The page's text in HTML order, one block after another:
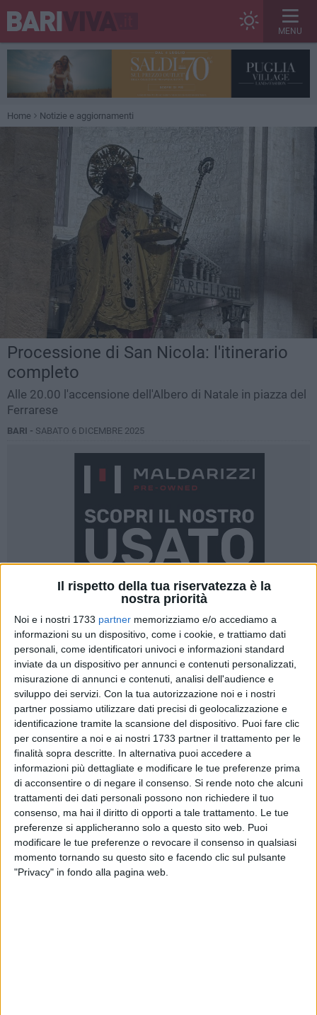
Il rispetto della tua riservatezza è la
nostra priorità
Noi e i nostri 1733 partner memorizziamo e/o accediamo a
informazioni su un dispositivo, come i cookie, e trattiamo dati
personali, come identificatori univoci e informazioni standard
inviate da un dispositivo per annunci e contenuti personalizzati,
misurazione di annunci e contenuti, analisi dell'audience e
sviluppo dei servizi. Con la tua autorizzazione noi e i nostri
partner possiamo utilizzare dati precisi di geolocalizzazione e
identificazione tramite la scansione del dispositivo. Puoi fare clic
per consentire a noi e ai nostri 1733 partner il trattamento per le
finalità sopra descritte. In alternativa puoi accedere a
informazioni più dettagliate e modificare le tue preferenze prima
di acconsentire o di negare il consenso. Si rende noto che alcuni
trattamenti dei dati personali possono non richiedere il tuo
consenso, ma hai il diritto di opporti a tale trattamento. Le tue
preferenze si applicheranno solo a questo sito web. Puoi
modificare le tue preferenze o revocare il consenso in qualsiasi
momento tornando su questo sito e facendo clic sul pulsante
"Privacy" in fondo alla pagina web.
MENU
Home Notizie e aggiornamenti
Processione di San Nicola: l'itinerario
completo
Alle 20.00 l'accensione dell'Albero di Natale in piazza del
Ferrarese
BARI - SABATO 6 DICEMBRE 2025
Sarà acceso questa sera, 6 dicembre, il grande Albero di
Natale in piazza del Ferrarese inaugurando di fatto le
festività natalizie a Bari.
Ma quella di oggi è la giornata dedicata alla Solennità di
San Nicola, il santo amatissimo dai baresi, la cui effigie
andrà in processione al termine della messa vespertina in
Basilica, che avrà luogo alle 19.00.
L'ITINERARIO
Al termine della celebrazione eucaristica, la sacra effigie del